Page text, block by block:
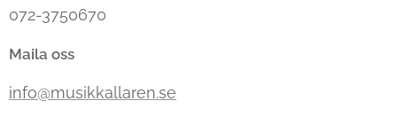
072-3750670
Maila oss
info@musikkallaren.se